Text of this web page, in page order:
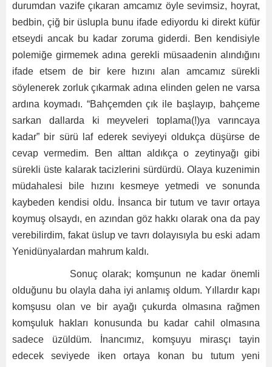
durumdan vazife çıkaran amcamız öyle sevimsiz, hoyrat,
bedbin, çiğ bir üslupla bunu ifade ediyordu ki direkt küfür
etseydi ancak bu kadar zoruma giderdi. Ben kendisiyle
polemiğe girmemek adına gerekli müsaadenin alındığını
ifade etsem de bir kere hızını alan amcamız sürekli
söylenerek zorluk çıkarmak adına elinden gelen ne varsa
ardına koymadı. “Bahçemden çık ile başlayıp, bahçeme
sarkan dallarda ki meyveleri toplama(!)ya varıncaya
kadar” bir sürü laf ederek seviyeyi oldukça düşürse de
cevap vermedim. Ben alttan aldıkça o zeytinyağı gibi
sürekli üste kalarak tacizlerini sürdürdü. Olaya kuzenimin
müdahalesi bile hızını kesmeye yetmedi ve sonunda
kaybeden kendisi oldu. İnsanca bir tutum ve tavır ortaya
koymuş olsaydı, en azından göz hakkı olarak ona da pay
verebilirdim, fakat üslup ve tavrı dolayısıyla bu eski adam
Yenidünyalardan mahrum kaldı.
Sonuç olarak; komşunun ne kadar önemli
olduğunu bu olayla daha iyi anlamış oldum. Yıllardır kapı
komşusu olan ve bir ayağı çukurda olmasına rağmen
komşuluk hakları konusunda bu kadar cahil olmasına
sadece üzüldüm. İnancımız, komşuyu mirasçı tayin
edecek seviyede iken ortaya konan bu tutum yeni